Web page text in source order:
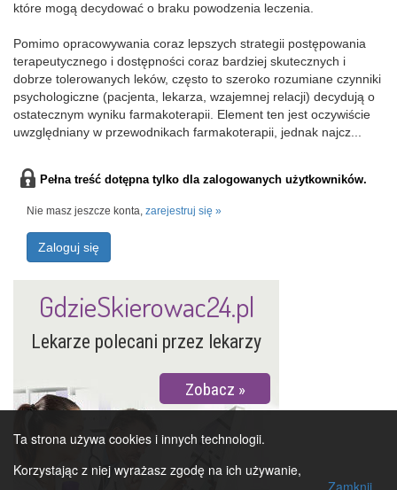
które mogą decydować o braku powodzenia leczenia.
Pomimo opracowywania coraz lepszych strategii postępowania
terapeutycznego i dostępności coraz bardziej skutecznych i
dobrze tolerowanych leków, często to szeroko rozumiane czynniki
psychologiczne (pacjenta, lekarza, wzajemnej relacji) decydują o
ostatecznym wyniku farmakoterapii. Element ten jest oczywiście
uwzględniany w przewodnikach farmakoterapii, jednak najcz...
Pełna treść dotępna tylko dla zalogowanych użytkowników.
Nie masz jeszcze konta, zarejestruj się »
Zaloguj się
Lekarze polecani przez lekarzy
Zobacz
GdzieSkierowac24.pl
Ta strona używa cookies i innych technologii.
Korzystając z niej wyrażasz zgodę na ich używanie,